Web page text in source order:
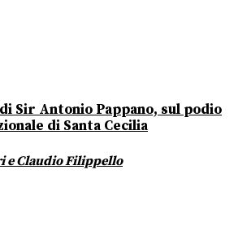
Sir Antonio Pappano, sul podio
di Santa Cecilia
e Claudio Filippello